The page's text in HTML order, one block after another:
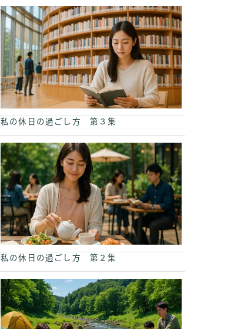
私の休日の過ごし方 第３集
私の休日の過ごし方 第２集